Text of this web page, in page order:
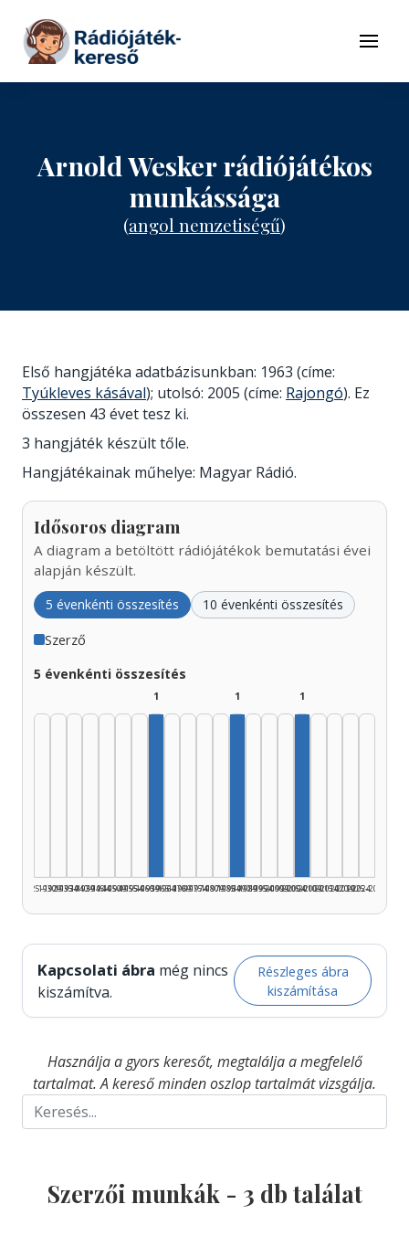
Tovább a tartalomhoz
Menü
Arnold Wesker rádiójátékos
munkássága
(angol nemzetiségű)
Első hangjátéka adatbázisunkban: 1963 (címe:
Tyúkleves kásával); utolsó: 2005 (címe: Rajongó). Ez
összesen 43 évet tesz ki.
3 hangjáték készült tőle.
Hangjátékainak műhelye: Magyar Rádió.
Idősoros diagram
A diagram a betöltött rádiójátékok bemutatási évei
alapján készült.
5 évenkénti összesítés 10 évenkénti összesítés
Szerző
5 évenkénti összesítés
1925–1929
1930–1934
1935–1939
1940–1944
1945–1949
1950–1954
1955–1959
1
1960–1964
1965–1969
1970–1974
1975–1979
1980–1984
1
1985–1989
1990–1994
1995–1999
2000–2004
1
2005–2009
2010–2014
2015–2019
2020–2024
2025–2026
Kapcsolati ábra még nincs
kiszámítva.
Részleges ábra
kiszámítása
Használja a gyors keresőt, megtalálja a megfelelő
tartalmat. A kereső minden oszlop tartalmát vizsgálja.
Szerzői munkák - 3 db találat